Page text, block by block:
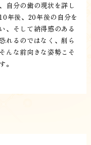
自分の歯の現状を詳し
年後、20年後の自分を
、そして納得感のある
れるのではなく、削ら
んな前向きな姿勢こそ
。